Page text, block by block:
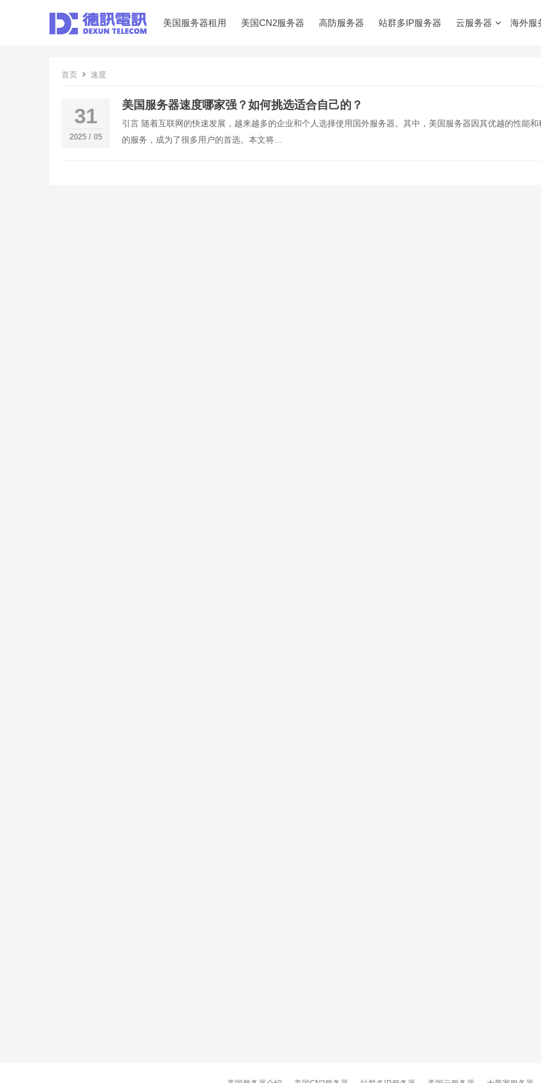
美国服务器租用 美国CN2服务器 高防服务器 站群多IP服务器 云服务器 海外服
首页 速度
31
2025 / 05
美国服务器速度哪家强？如何挑选适合自己的？
引言 随着互联网的快速发展，越来越多的企业和个人选择使用国外服务器。其中，美国服务器因其优越的性能和
的服务，成为了很多用户的首选。本文将…